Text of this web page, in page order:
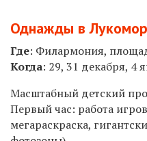
Однажды в
Где: Филармония,
Когда: 29, 31 декабря, 4
Масштабный детский
Первый час: работа
мегараскраска,